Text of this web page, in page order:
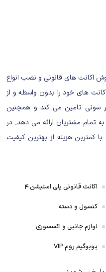
همواره چه در فیلم و چه در
۱۳۹۸ در زمینه فروش اکانت های قانونی و نصب انواع
های خود را بدون واسطه و از
سونی تامین می کند و همچنین
تمام مشتریان ارائه می دهد. در
هزینه از بهترین کیفیت
اکانت قانونی پلی استیشن ۴
کنسول و دسته
لوازم جانبی و اکسسوری
پوبوگیم روم VIP